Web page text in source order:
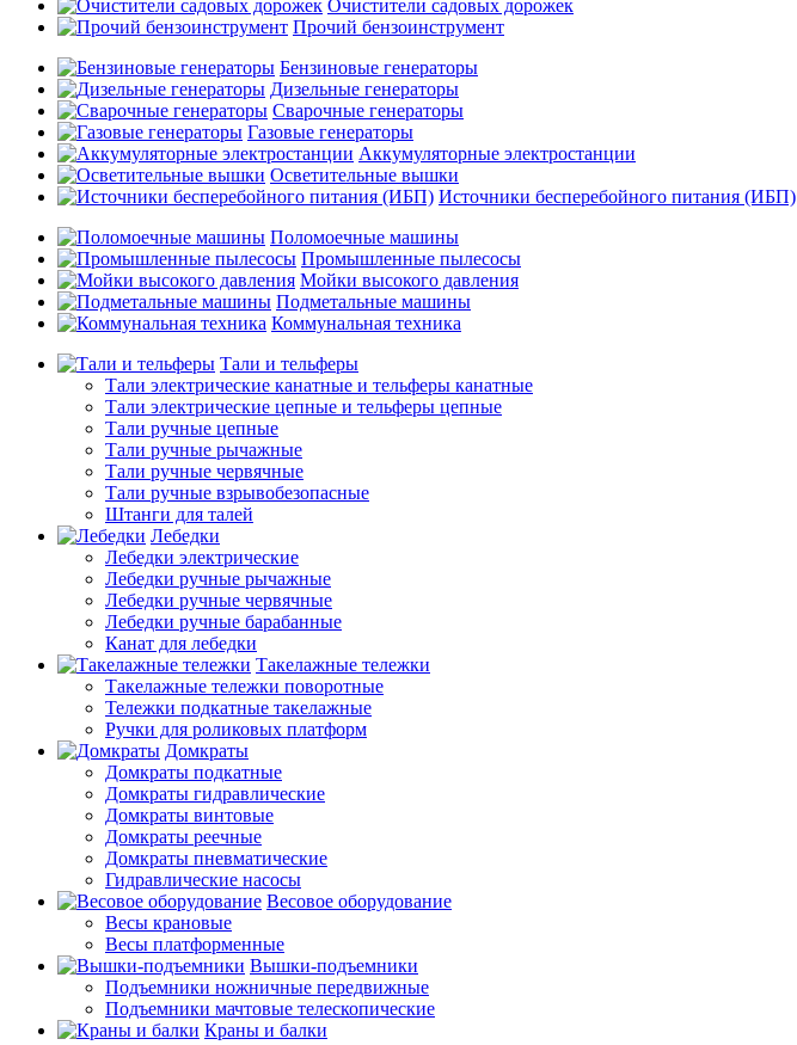
Очистители садовых дорожек
Прочий бензоинструмент
Бензиновые генераторы
Дизельные генераторы
Сварочные генераторы
Газовые генераторы
Аккумуляторные электростанции
Осветительные вышки
Источники бесперебойного питания (ИБП)
Поломоечные машины
Промышленные пылесосы
Мойки высокого давления
Подметальные машины
Коммунальная техника
Тали и тельферы
Тали электрические канатные и тельферы канатные
Тали электрические цепные и тельферы цепные
Тали ручные цепные
Тали ручные рычажные
Тали ручные червячные
Тали ручные взрывобезопасные
Штанги для талей
Лебедки
Лебедки электрические
Лебедки ручные рычажные
Лебедки ручные червячные
Лебедки ручные барабанные
Канат для лебедки
Такелажные тележки
Такелажные тележки поворотные
Тележки подкатные такелажные
Ручки для роликовых платформ
Домкраты
Домкраты подкатные
Домкраты гидравлические
Домкраты винтовые
Домкраты реечные
Домкраты пневматические
Гидравлические насосы
Весовое оборудование
Весы крановые
Весы платформенные
Вышки-подъемники
Подъемники ножничные передвижные
Подъемники мачтовые телескопические
Краны и балки